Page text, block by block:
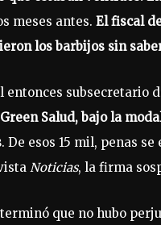
meses antes. El fiscal
los barbijos sin
subsecretario
Salud, bajo la
. De esos 15 mil, penas
Noticias, la firma
que no hubo